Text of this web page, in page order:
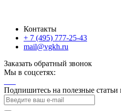
Контакты
+ 7 (495) 777-25-43
mail@vgkh.ru
Заказать обратный звонок
Мы в соцсетях:
Подпишитесь на полезные